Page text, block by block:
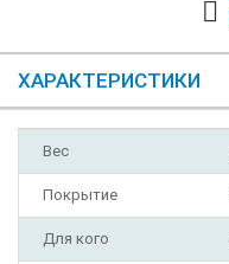
ХАРАКТЕРИСТИКИ
Вес
Покрытие
Для кого